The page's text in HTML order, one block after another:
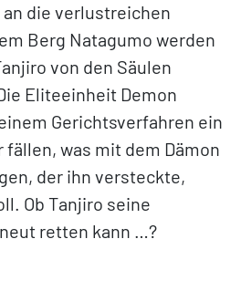
die verlustreichen
Berg Natagumo werden
von den Säulen
Eliteeinheit Demon
Gerichtsverfahren ein
fällen, was mit dem Dämon
der ihn versteckte,
Ob Tanjiro seine
retten kann …?